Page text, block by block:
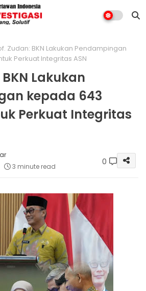
Zudan: BKN Lakukan Pendampingan
Perkuat Integritas ASN
Lakukan
kepada 643
Perkuat Integritas
3 minute read 0